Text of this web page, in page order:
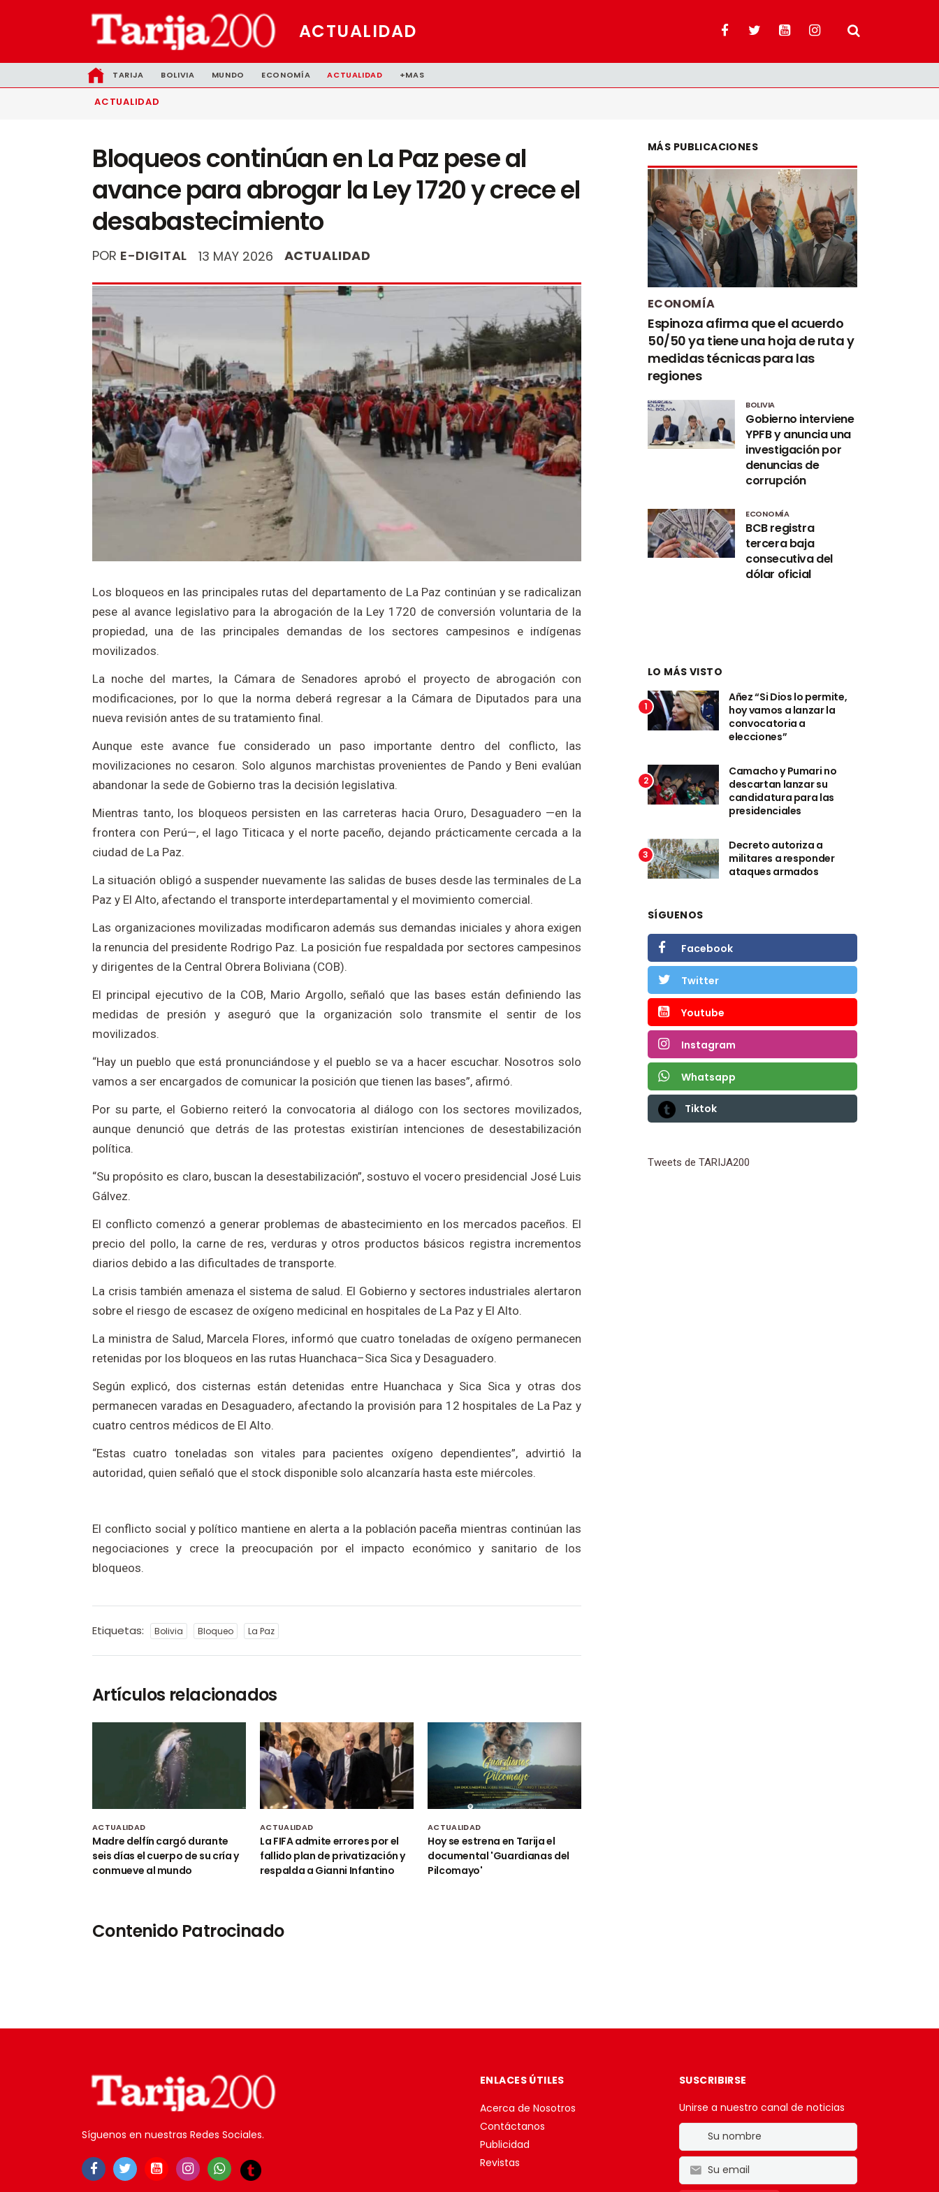
ACTUALIDAD
TARIJA BOLIVIA MUNDO ECONOMÍA ACTUALIDAD +MAS
ACTUALIDAD
Bloqueos continúan en La Paz pese al
avance para abrogar la Ley 1720 y crece el
desabastecimiento
POR E-DIGITAL 13 MAY 2026 ACTUALIDAD
Los bloqueos en las principales rutas del departamento de La Paz continúan y se radicalizan
pese al avance legislativo para la abrogación de la Ley 1720 de conversión voluntaria de la
propiedad, una de las principales demandas de los sectores campesinos e indígenas
movilizados.
La noche del martes, la Cámara de Senadores aprobó el proyecto de abrogación con
modificaciones, por lo que la norma deberá regresar a la Cámara de Diputados para una
nueva revisión antes de su tratamiento final.
Aunque este avance fue considerado un paso importante dentro del conflicto, las
movilizaciones no cesaron. Solo algunos marchistas provenientes de Pando y Beni evalúan
abandonar la sede de Gobierno tras la decisión legislativa.
Mientras tanto, los bloqueos persisten en las carreteras hacia Oruro, Desaguadero —en la
frontera con Perú—, el lago Titicaca y el norte paceño, dejando prácticamente cercada a la
ciudad de La Paz.
La situación obligó a suspender nuevamente las salidas de buses desde las terminales de La
Paz y El Alto, afectando el transporte interdepartamental y el movimiento comercial.
Las organizaciones movilizadas modificaron además sus demandas iniciales y ahora exigen
la renuncia del presidente Rodrigo Paz. La posición fue respaldada por sectores campesinos
y dirigentes de la Central Obrera Boliviana (COB).
El principal ejecutivo de la COB, Mario Argollo, señaló que las bases están definiendo las
medidas de presión y aseguró que la organización solo transmite el sentir de los
movilizados.
“Hay un pueblo que está pronunciándose y el pueblo se va a hacer escuchar. Nosotros solo
vamos a ser encargados de comunicar la posición que tienen las bases”, afirmó.
Por su parte, el Gobierno reiteró la convocatoria al diálogo con los sectores movilizados,
aunque denunció que detrás de las protestas existirían intenciones de desestabilización
política.
“Su propósito es claro, buscan la desestabilización”, sostuvo el vocero presidencial José Luis
Gálvez.
El conflicto comenzó a generar problemas de abastecimiento en los mercados paceños. El
precio del pollo, la carne de res, verduras y otros productos básicos registra incrementos
diarios debido a las dificultades de transporte.
La crisis también amenaza el sistema de salud. El Gobierno y sectores industriales alertaron
sobre el riesgo de escasez de oxígeno medicinal en hospitales de La Paz y El Alto.
La ministra de Salud, Marcela Flores, informó que cuatro toneladas de oxígeno permanecen
retenidas por los bloqueos en las rutas Huanchaca–Sica Sica y Desaguadero.
Según explicó, dos cisternas están detenidas entre Huanchaca y Sica Sica y otras dos
permanecen varadas en Desaguadero, afectando la provisión para 12 hospitales de La Paz y
cuatro centros médicos de El Alto.
“Estas cuatro toneladas son vitales para pacientes oxígeno dependientes”, advirtió la
autoridad, quien señaló que el stock disponible solo alcanzaría hasta este miércoles.
El conflicto social y político mantiene en alerta a la población paceña mientras continúan las
negociaciones y crece la preocupación por el impacto económico y sanitario de los
bloqueos.
Etiquetas: Bolivia Bloqueo La Paz
Artículos relacionados
ACTUALIDAD
Madre delfín cargó durante
seis días el cuerpo de su cría y
conmueve al mundo
ACTUALIDAD
La FIFA admite errores por el
fallido plan de privatización y
respalda a Gianni Infantino
ACTUALIDAD
Hoy se estrena en Tarija el
documental 'Guardianas del
Pilcomayo'
Contenido Patrocinado
MÁS PUBLICACIONES
ECONOMÍA
Espinoza afirma que el acuerdo
50/50 ya tiene una hoja de ruta y
medidas técnicas para las
regiones
BOLIVIA
Gobierno interviene
YPFB y anuncia una
investigación por
denuncias de
corrupción
ECONOMÍA
BCB registra
tercera baja
consecutiva del
dólar oficial
LO MÁS VISTO
1
Añez “Si Dios lo permite,
hoy vamos a lanzar la
convocatoria a
elecciones”
2
Camacho y Pumari no
descartan lanzar su
candidatura para las
presidenciales
3
Decreto autoriza a
militares a responder
ataques armados
SÍGUENOS
Facebook
Twitter
Youtube
Instagram
Whatsapp
Tiktok
Tweets de TARIJA200
Síguenos en nuestras Redes Sociales.
ENLACES ÚTILES
Acerca de Nosotros
Contáctanos
Publicidad
Revistas
SUSCRIBIRSE
Unirse a nuestro canal de noticias